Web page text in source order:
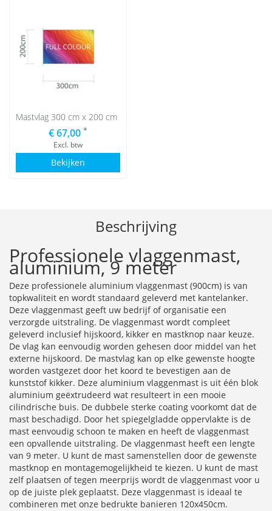
Mastvlag 300 cm x 200 cm
€ 67,00 *
Excl. btw
Bekijken
Beschrijving
Professionele vlaggenmast,
aluminium, 9 meter
Deze professionele aluminium vlaggenmast (900cm) is van
topkwaliteit en wordt standaard geleverd met kantelanker.
Deze vlaggenmast geeft uw bedrijf of organisatie een
verzorgde uitstraling. De vlaggenmast wordt compleet
geleverd inclusief hijskoord, kikker en mastknop naar keuze.
De vlag kan eenvoudig worden gehesen door middel van het
externe hijskoord. De mastvlag kan op elke gewenste hoogte
worden vastgezet door het koord te bevestigen aan de
kunststof kikker. Deze aluminium vlaggenmast is uit één blok
aluminium geëxtrudeerd wat resulteert in een mooie
cilindrische buis. De dubbele sterke coating voorkomt dat de
mast beschadigd. Door het spiegelgladde oppervlakte is de
mast eenvoudig schoon te maken en heeft de vlaggenmast
een opvallende uitstraling. De vlaggenmast heeft een lengte
van 9 meter. U kunt de mast samenstellen door de gewenste
mastknop en montagemogelijkheid te kiezen. U kunt de mast
zelf plaatsen of tegen meerprijs wordt de vlaggenmast voor u
op de juiste plek geplaatst. Deze vlaggenmast is ideaal te
combineren met onze bedrukte banieren 120x450cm.